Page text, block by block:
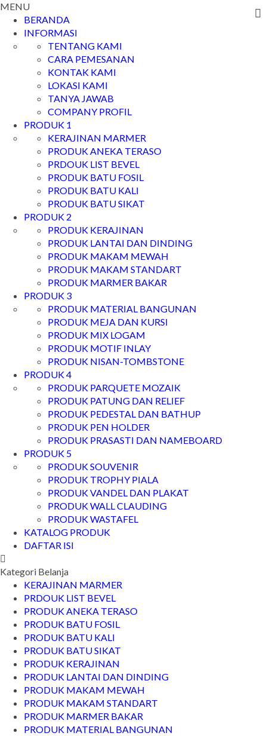
MENU
BERANDA
INFORMASI
TENTANG KAMI
CARA PEMESANAN
KONTAK KAMI
LOKASI KAMI
TANYA JAWAB
COMPANY PROFIL
PRODUK 1
KERAJINAN MARMER
PRODUK ANEKA TERASO
PRDOUK LIST BEVEL
PRODUK BATU FOSIL
PRODUK BATU KALI
PRODUK BATU SIKAT
PRODUK 2
PRODUK KERAJINAN
PRODUK LANTAI DAN DINDING
PRODUK MAKAM MEWAH
PRODUK MAKAM STANDART
PRODUK MARMER BAKAR
PRODUK 3
PRODUK MATERIAL BANGUNAN
PRODUK MEJA DAN KURSI
PRODUK MIX LOGAM
PRODUK MOTIF INLAY
PRODUK NISAN-TOMBSTONE
PRODUK 4
PRODUK PARQUETE MOZAIK
PRODUK PATUNG DAN RELIEF
PRODUK PEDESTAL DAN BATHUP
PRODUK PEN HOLDER
PRODUK PRASASTI DAN NAMEBOARD
PRODUK 5
PRODUK SOUVENIR
PRODUK TROPHY PIALA
PRODUK VANDEL DAN PLAKAT
PRODUK WALL CLAUDING
PRODUK WASTAFEL
KATALOG PRODUK
DAFTAR ISI
Kategori Belanja
KERAJINAN MARMER
PRDOUK LIST BEVEL
PRODUK ANEKA TERASO
PRODUK BATU FOSIL
PRODUK BATU KALI
PRODUK BATU SIKAT
PRODUK KERAJINAN
PRODUK LANTAI DAN DINDING
PRODUK MAKAM MEWAH
PRODUK MAKAM STANDART
PRODUK MARMER BAKAR
PRODUK MATERIAL BANGUNAN